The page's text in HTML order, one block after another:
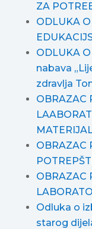
ZA
ODLUKA
ODLUKA
nabava
zdravlja
OBRAZAC
OBRAZAC
OBRAZAC
Odluka o
starog